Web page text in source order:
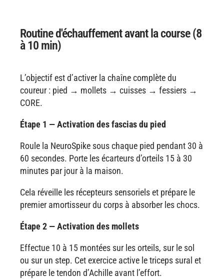
Routine d'échauffement avant la course (8
à 10 min)
L’objectif est d’activer la chaîne complète du
coureur : pied → mollets → cuisses → fessiers →
CORE.
Étape 1 — Activation des fascias du pied
Roule la NeuroSpike sous chaque pied pendant 30 à
60 secondes. Porte les écarteurs d’orteils 15 à 30
minutes par jour à la maison.
Cela réveille les récepteurs sensoriels et prépare le
premier amortisseur du corps à absorber les chocs.
Étape 2 — Activation des mollets
Effectue 10 à 15 montées sur les orteils, sur le sol
ou sur un step. Cet exercice active le triceps sural et
prépare le tendon d’Achille avant l’effort.